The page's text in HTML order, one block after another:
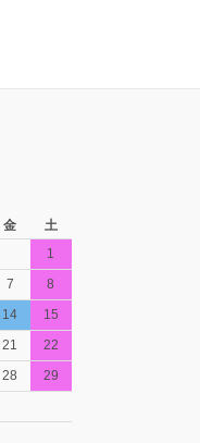
金
土
1
7
8
14
15
21
22
28
29